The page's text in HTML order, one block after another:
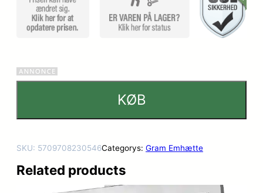
KØB
SKU: 5709708230546Categorys: Gram Emhætte
Related products